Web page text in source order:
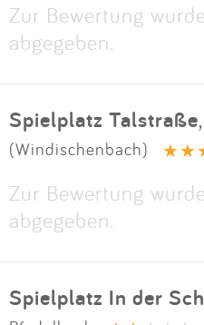
Zur Bewertung
abgegeben.
Spielplatz Talstraße,
(Windischenbach)
Zur Bewertung
abgegeben.
Spielplatz In der